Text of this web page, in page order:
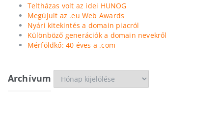
Teltházas volt az idei HUNOG
Megújult az .eu Web Awards
Nyári kitekintés a domain piacról
Különböző generációk a domain nevekről
Mérföldkő: 40 éves a .com
Archívum